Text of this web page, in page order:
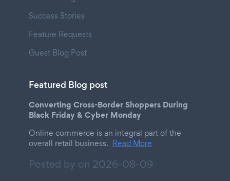
Success Stories
Feature Requests
Guest Blog Post
Featured Blog post
Converting Cross-Border Shoppers During
Black Friday & Cyber Monday
Online commerce is an integral part of the
overall retail business. Read More
Posted by on 2026-08-09